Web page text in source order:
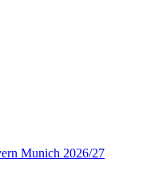
Munich 2026/27